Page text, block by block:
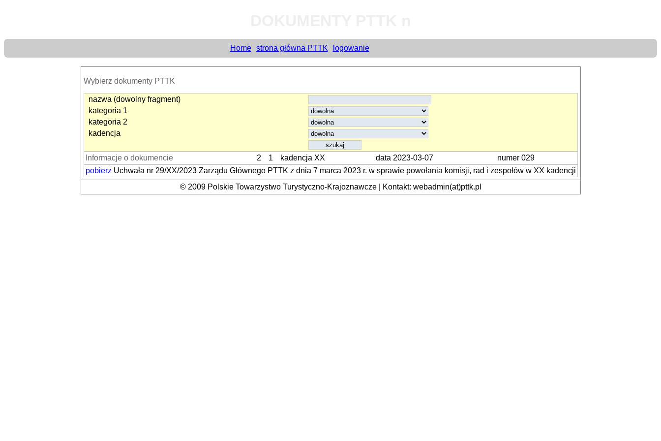
Home strona główna PTTK logowanie
Wybierz dokumenty PTTK
nazwa (dowolny fragment)
kategoria 1
kategoria 2
kadencja
Informacje o dokumencie 2 1 kadencja XX data 2023-03-07
numer 029
pobierz Uchwała nr 29/XX/2023 Zarządu Głównego PTTK z dnia 7 marca 2023 r. w sprawie powołania komisji, rad i zespołów w XX kadencji
© 2009 Polskie Towarzystwo Turystyczno-Krajoznawcze | Kontakt: webadmin(at)pttk.pl